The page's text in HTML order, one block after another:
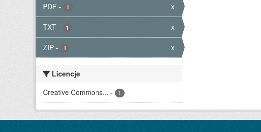
PDF - 1 x
TXT - 1 x
ZIP - 1 x
Licencje
Creative Commons... - 1